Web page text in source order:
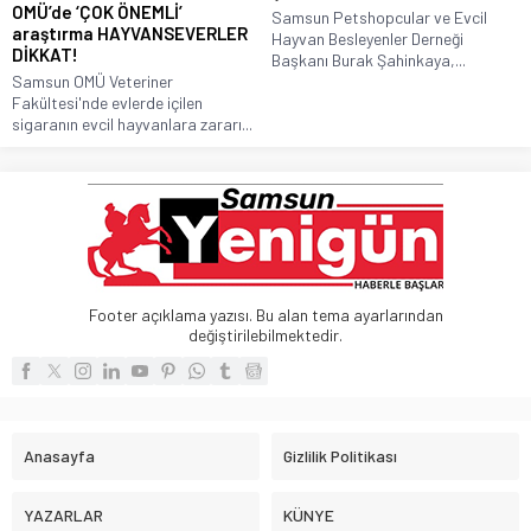
OMÜ’de ‘ÇOK ÖNEMLİ’
araştırma HAYVANSEVERLER
DİKKAT!
Samsun OMÜ Veteriner
Fakültesi'nde evlerde içilen
sigaranın evcil hayvanlara zararı...
Samsun Petshopcular ve Evcil
Hayvan Besleyenler Derneği
Başkanı Burak Şahinkaya,...
Footer açıklama yazısı. Bu alan tema ayarlarından
değiştirilebilmektedir.
Anasayfa Gizlilik Politikası
YAZARLAR KÜNYE